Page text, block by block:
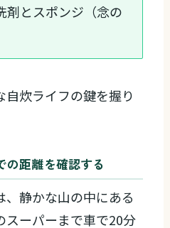
剤とスポンジ（念の
炊ライフの鍵を握り
の距離を確認する
静かな山の中にある
スーパーまで車で20分